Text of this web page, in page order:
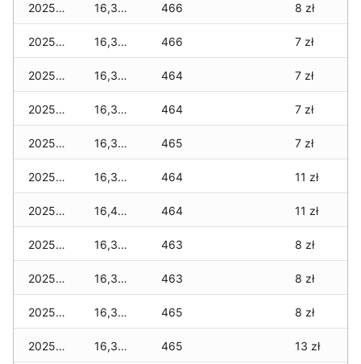
2025-11-29 16,330 zł 466 8 zł
2025-11-28 16,330 zł 466 7 zł
2025-11-27 16,310 zł 464 7 zł
2025-11-26 16,310 zł 464 7 zł
2025-11-25 16,310 zł 465 7 zł
2025-11-24 16,390 zł 464 11 zł
2025-11-23 16,410 zł 464 11 zł
2025-11-22 16,340 zł 463 8 zł
2025-11-21 16,320 zł 463 8 zł
2025-11-20 16,320 zł 465 8 zł
2025-11-19 16,370 zł 465 13 zł